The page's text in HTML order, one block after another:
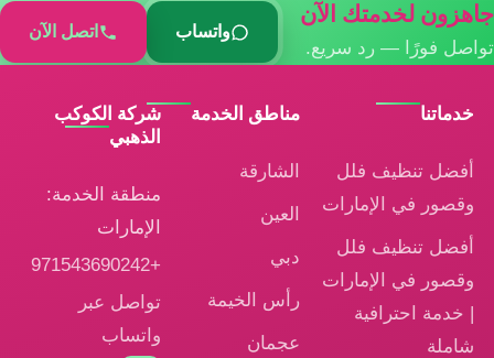
جاهزون لخدمتك الآن
تواصل فورًا — رد سريع.
واتساب اتصل الآن
خدماتنا
أفضل تنظيف فلل
وقصور في الإمارات
أفضل تنظيف فلل
وقصور في الإمارات
| خدمة احترافية
شاملة
مناطق الخدمة
الشارقة
العين
دبي
رأس الخيمة
عجمان
شركة الكوكب
الذهبي
منطقة الخدمة:
الإمارات
+971543690242
تواصل عبر
واتساب